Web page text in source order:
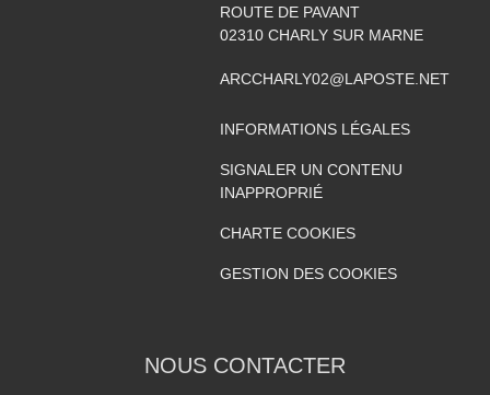
ROUTE DE PAVANT
02310 CHARLY SUR MARNE
ARCCHARLY02@LAPOSTE.NET
INFORMATIONS LÉGALES
SIGNALER UN CONTENU
INAPPROPRIÉ
CHARTE COOKIES
GESTION DES COOKIES
NOUS CONTACTER